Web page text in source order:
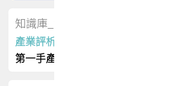
知識庫_會員專屬
產業評析報告
第一手產業資訊